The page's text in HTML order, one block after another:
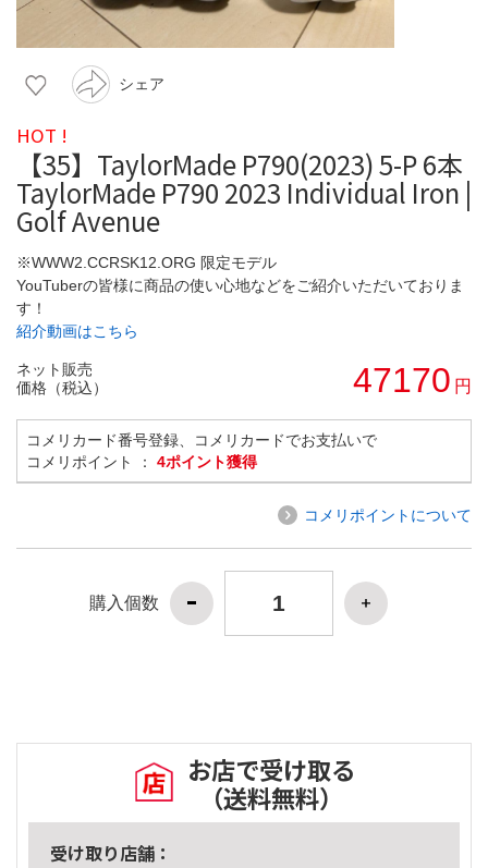
シェア
HOT !
【35】TaylorMade P790(2023) 5-P 6本
TaylorMade P790 2023 Individual Iron |
Golf Avenue
※WWW2.CCRSK12.ORG 限定モデル
YouTuberの皆様に商品の使い心地などをご紹介いただいておりま
す！
紹介動画はこちら
ネット販売
価格（税込）
47170 円
コメリカード番号登録、コメリカードでお支払いで
コメリポイント ： 4ポイント獲得
コメリポイントについて
購入個数
お店で受け取る
（送料無料）
受け取り店舗：